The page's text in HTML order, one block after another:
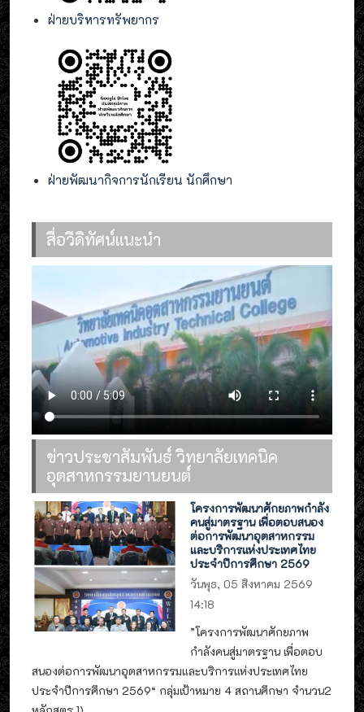
ฝ่ายบริหารทรัพยากร
ฝ่ายพัฒนากิจการนักเรียน นักศึกษา
สื่อวีดิทัศน์แนะนำ
ข่าวประชาสัมพันธ์ วิทยาลัยเทคนิค
อุตสาหกรรมยานยนต์
โครงการพัฒนาศักยภาพกำลัง
คนสู่มาตรฐาน เพื่อตอบสนอง
ต่อการพัฒนาอุตสาหกรรม
และบริการแห่งประเทศไทย
ประจำปีการศึกษา 2569
วันพุธ, 05 สิงหาคม 2569
14:18
”โครงการพัฒนาศักยภาพ
กำลังคนสู่มาตรฐาน เพื่อตอบ
สนองต่อการพัฒนาอุตสาหกรรมและบริการแห่งประเทศไทย
ประจำปีการศึกษา 2569“ กลุ่มเป้าหมาย 4 สถานศึกษา จำนวน2